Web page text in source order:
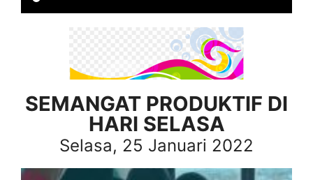
SEMANGAT PRODUKTIF DI
HARI SELASA
Selasa, 25 Januari 2022